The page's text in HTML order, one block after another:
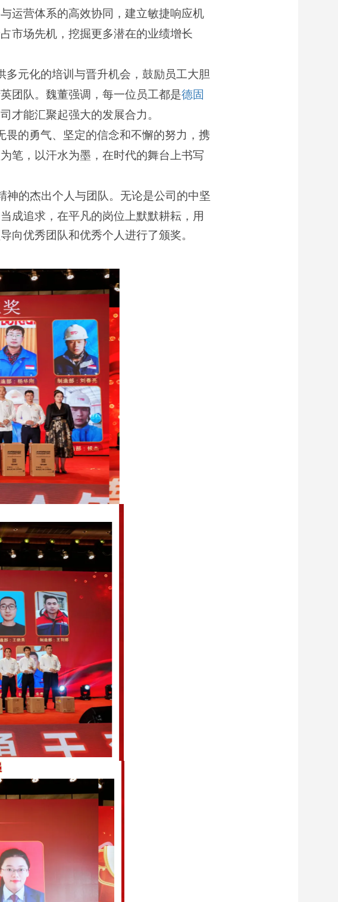
运营体系的高效协同，建立敏捷响应机
市场先机，挖掘更多潜在的业绩增长
元化的培训与晋升机会，鼓励员工大胆
团队。魏董强调，每一位员工都是德固
才能汇聚起强大的发展合力。
畏的勇气、坚定的信念和不懈的努力，携
笔，以汗水为墨，在时代的舞台上书写
的杰出个人与团队。无论是公司的中坚
成追求，在平凡的岗位上默默耕耘，用
向优秀团队和优秀个人进行了颁奖。